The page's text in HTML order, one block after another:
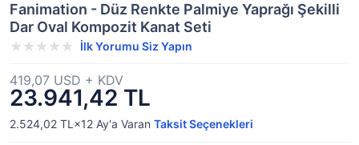
Fanimation - Düz Renkte Palmiye Yaprağı Şekilli
Dar Oval Kompozit Kanat Seti
İlk Yorumu Siz Yapın
23.941,42 TL
419,07 USD + KDV
2.524,02 TL×12 Ay'a Varan Taksit Seçenekleri